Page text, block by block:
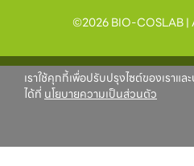
©2026 BIO-COSLAB |
เราใช้คุกกี้เพื่อปรับปรุงไซต์ของเรา
ได้ที่ นโยบายความเป็นส่วนตัว